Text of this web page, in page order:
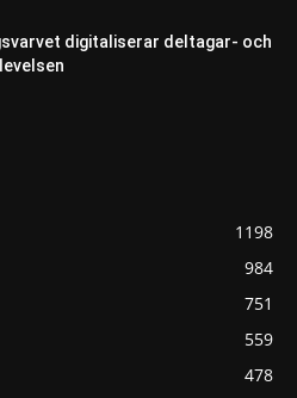
digitaliserar deltagar- och
1198
984
751
559
478